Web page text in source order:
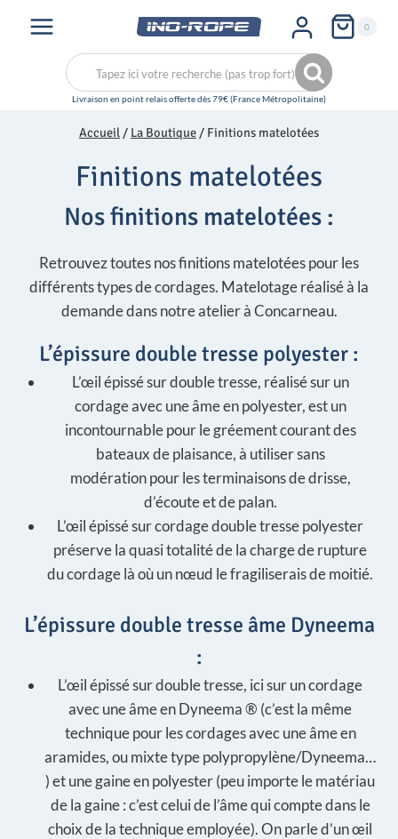
0
Recherche
pour :
Recherche
Accueil / La Boutique / Finitions matelotées
Finitions matelotées
Nos finitions matelotées :
Retrouvez toutes nos finitions matelotées pour les
différents types de cordages. Matelotage réalisé à la
demande dans notre atelier à Concarneau.
L’épissure double tresse polyester :
L’œil épissé sur double tresse, réalisé sur un
cordage avec une âme en polyester, est un
incontournable pour le gréement courant des
bateaux de plaisance, à utiliser sans
modération pour les terminaisons de drisse,
d’écoute et de palan.
L’œil épissé sur cordage double tresse polyester
préserve la quasi totalité de la charge de rupture
du cordage là où un nœud le fragiliserais de moitié.
L’épissure double tresse âme Dyneema
:
L’œil épissé sur double tresse, ici sur un cordage
avec une âme en Dyneema ® (c’est la même
technique pour les cordages avec une âme en
aramides, ou mixte type polypropylène/Dyneema…
) et une gaine en polyester (peu importe le matériau
de la gaine : c’est celui de l’âme qui compte dans le
choix de la technique employée). On parle d’un œil